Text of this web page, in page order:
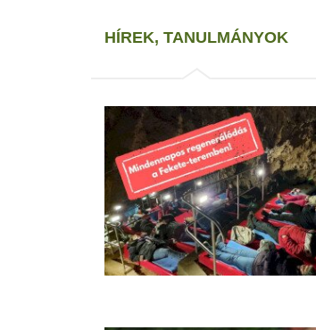
HÍREK, TANULMÁNYOK